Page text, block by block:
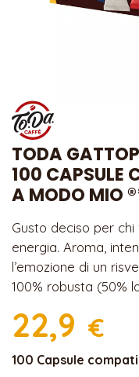
TODA
100 CAPSULE
A MODO MIO
Gusto deciso per
energia. Aroma,
l’emozione di un
100% robusta (50%
22,9 €
100 Capsule